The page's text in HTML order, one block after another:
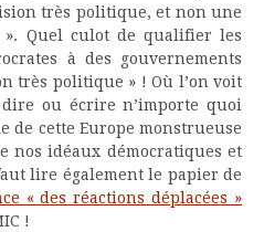
très politique, et non une
». Quel culot de qualifier les
à des gouvernements
très politique » ! Où l’on voit
ou écrire n’importe quoi
cette Europe monstrueuse
nos idéaux démocratiques et
lire également le papier de
« des réactions déplacées »
!